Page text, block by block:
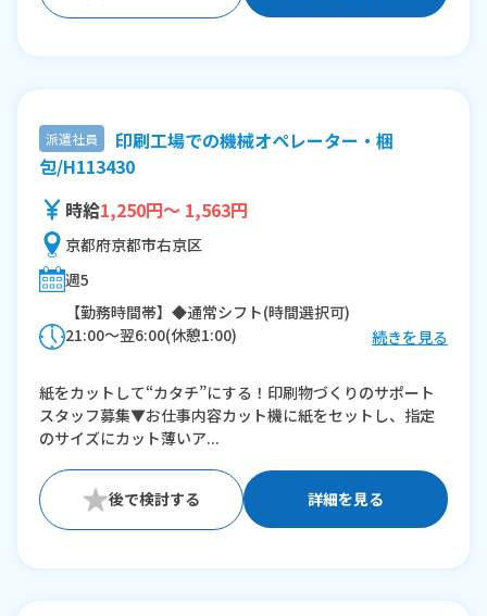
派遣社員
印刷工場での機械オペレーター・梱
包/H113430
時給1,250円～ 1,563円
京都府京都市右京区
週5
【勤務時間帯】◆通常シフト(時間選択可)
21:00〜翌6:00(休憩1:00)
※残業：20〜40時間程度/月
続きを見る
紙をカットして“カタチ”にする！印刷物づくりのサポート
スタッフ募集▼お仕事内容カット機に紙をセットし、指定
のサイズにカット薄いア...
詳細を見る